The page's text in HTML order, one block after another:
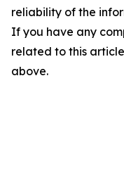
reliability of the
If you have any
related to this
above.